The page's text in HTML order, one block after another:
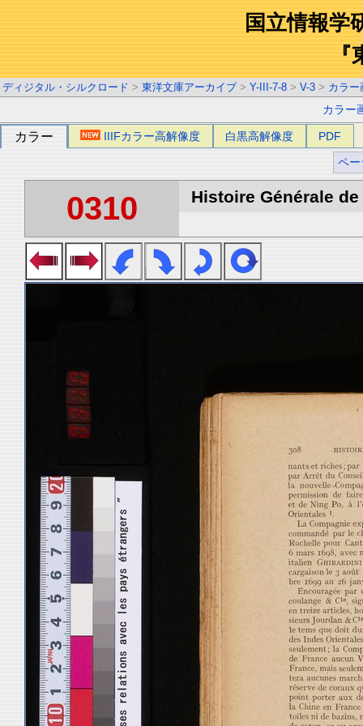
国立情報学
『
ディジタル・シルクロード > 東洋文庫アーカイブ > Y-III-7-8 > V-3 > カラー
カラー
カラー IIIFカラー高解像度 白黒高解像度 PDF
ペー
0310 Histoire Générale